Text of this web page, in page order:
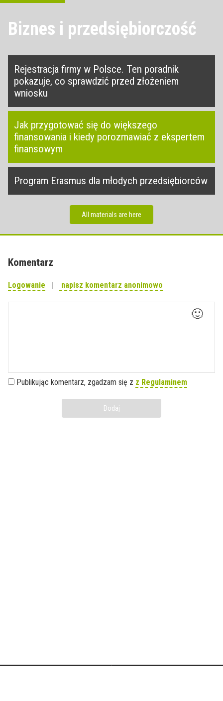
Biznes i przedsiębiorczość
Rejestracja firmy w Polsce. Ten poradnik
pokazuje, co sprawdzić przed złożeniem
wniosku
Jak przygotować się do większego
finansowania i kiedy porozmawiać z ekspertem
finansowym
Program Erasmus dla młodych przedsiębiorców
All materials are here
Komentarz
Logowanie napisz komentarz anonimowo
🙂
Publikując komentarz, zgadzam się z z Regulaminem
Dodaj